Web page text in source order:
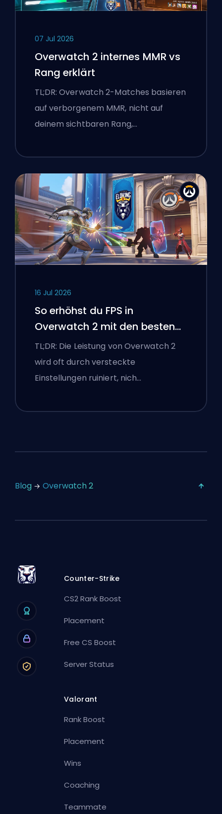
07 Jul 2026
Overwatch 2 internes MMR vs
Rang erklärt
TL;DR: Overwatch 2-Matches basieren
auf verborgenem MMR, nicht auf
deinem sichtbaren Rang,…
16 Jul 2026
So erhöhst du FPS in
Overwatch 2 mit den besten
Einstellungen
TL;DR: Die Leistung von Overwatch 2
wird oft durch versteckte
Einstellungen ruiniert, nich…
Blog Overwatch 2
Counter-Strike
CS2 Rank Boost
Placement
Free CS Boost
Server Status
Valorant
Rank Boost
Placement
Wins
Coaching
Teammate